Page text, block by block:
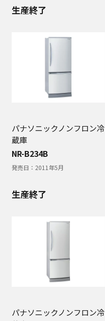
生産終了
パナソニックノンフロン冷
蔵庫
NR-B234B
発売日： 2011年5月
生産終了
パナソニックノンフロン冷